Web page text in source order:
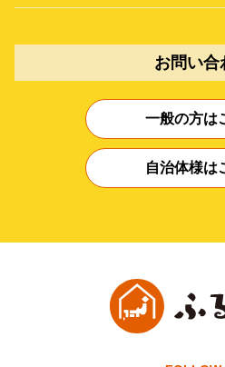
お問い合
一般の方は
自治体様は